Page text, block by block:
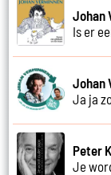
Johan
Is er
Johan
Ja ja
Peter
Je